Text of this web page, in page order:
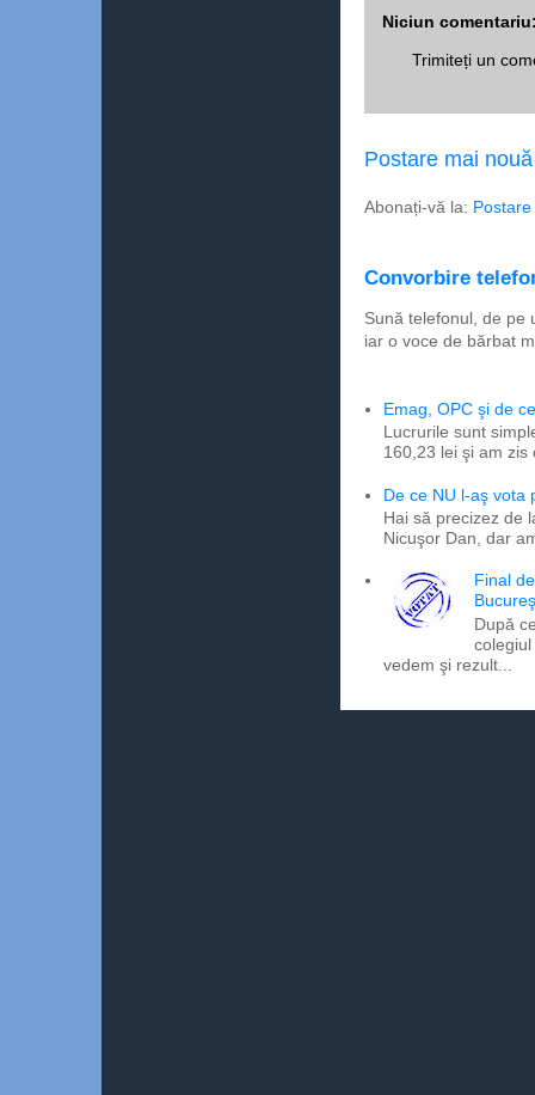
Niciun
Trimiteți un
Postare mai nouă
Abonați-vă la:
Convorbire
Sună telefonul, de pe
iar o voce de bărbat
Emag, OPC şi de
Lucrurile sunt
160,23 lei şi am
De ce NU l-aş vota
Hai să precizez de
Nicuşor Dan, dar
Final
După
vedem şi rezult...